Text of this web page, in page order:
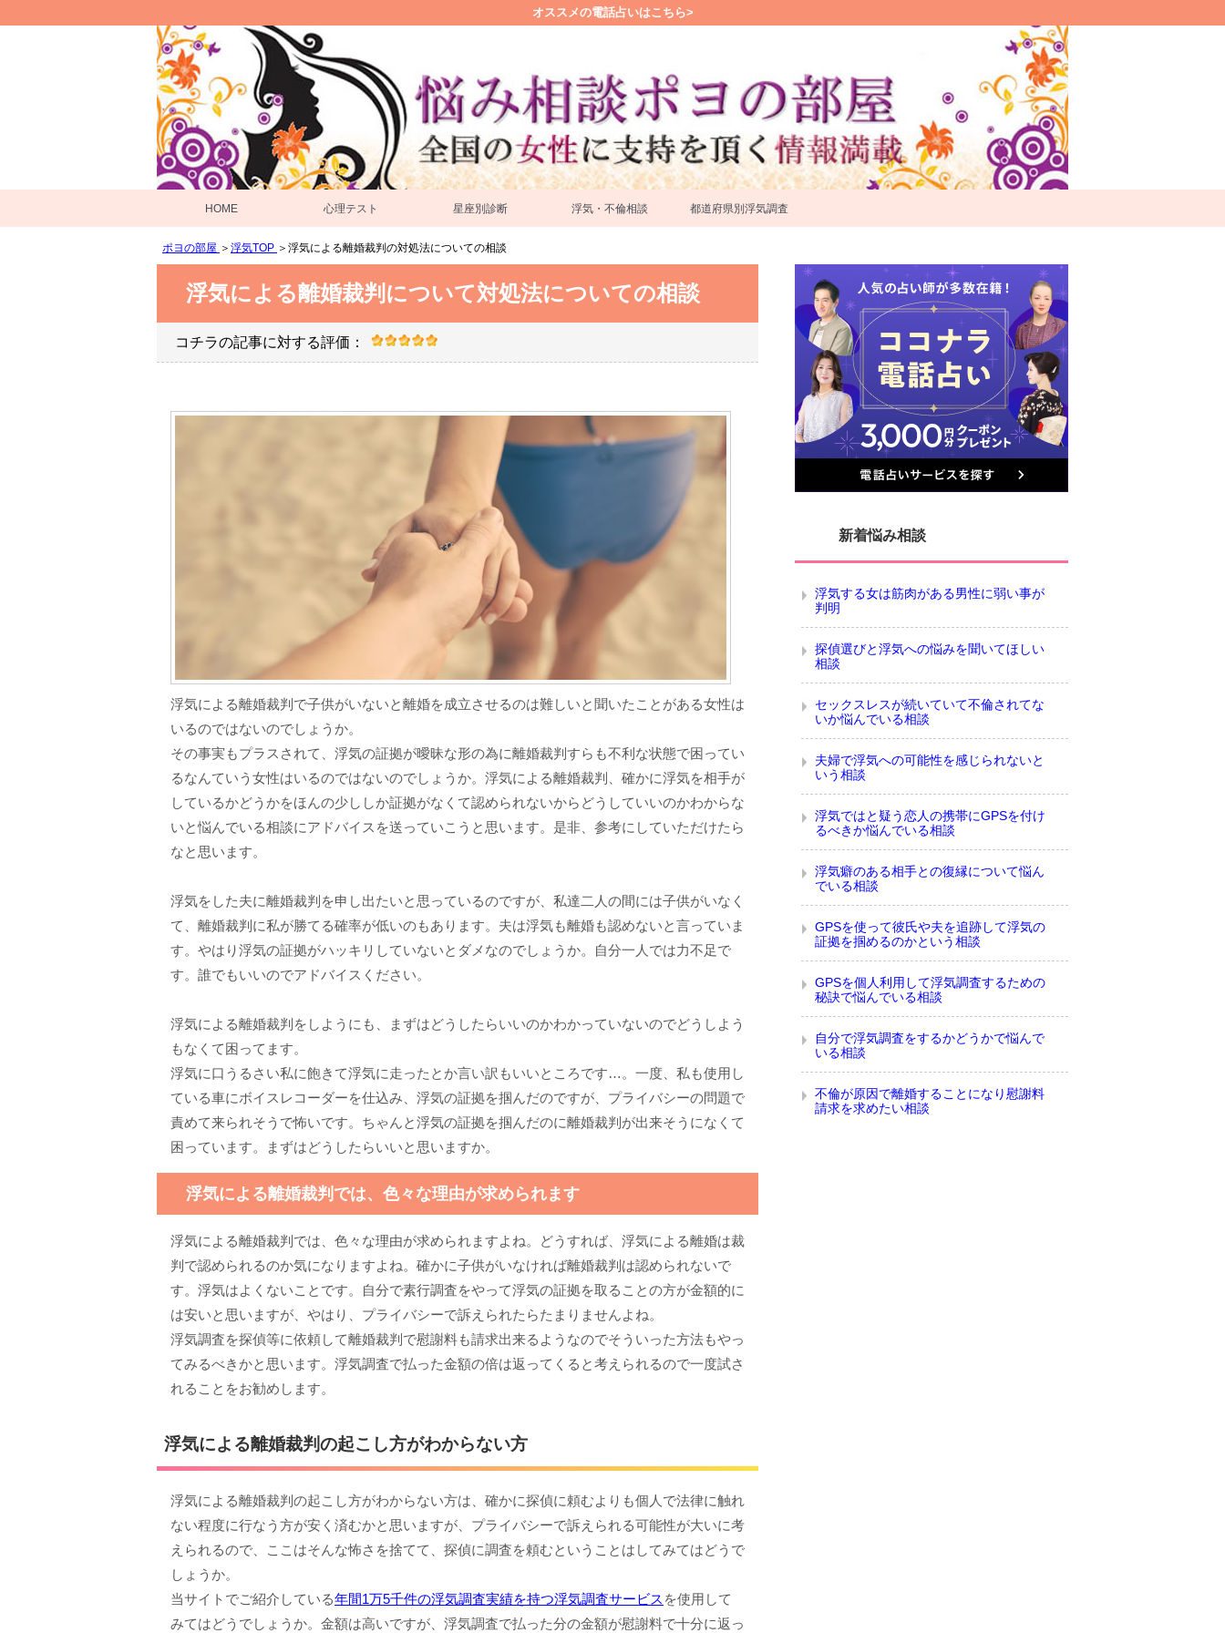
オススメの電話占いはこちら>
HOME 心理テスト 星座別診断 浮気・不倫相談 都道府県別浮気調査
ポヨの部屋 ＞ 浮気TOP ＞ 浮気による離婚裁判の対処法についての相談
浮気による離婚裁判について対処法についての相談
コチラの記事に対する評価：
浮気による離婚裁判で子供がいないと離婚を成立させるのは難しいと聞いたことがある女性は
いるのではないのでしょうか。
その事実もプラスされて、浮気の証拠が曖昧な形の為に離婚裁判すらも不利な状態で困ってい
るなんていう女性はいるのではないのでしょうか。浮気による離婚裁判、確かに浮気を相手が
しているかどうかをほんの少ししか証拠がなくて認められないからどうしていいのかわからな
いと悩んでいる相談にアドバイスを送っていこうと思います。是非、参考にしていただけたら
なと思います。
浮気をした夫に離婚裁判を申し出たいと思っているのですが、私達二人の間には子供がいなく
て、離婚裁判に私が勝てる確率が低いのもあります。夫は浮気も離婚も認めないと言っていま
す。やはり浮気の証拠がハッキリしていないとダメなのでしょうか。自分一人では力不足で
す。誰でもいいのでアドバイスください。
浮気による離婚裁判をしようにも、まずはどうしたらいいのかわかっていないのでどうしよう
もなくて困ってます。
浮気に口うるさい私に飽きて浮気に走ったとか言い訳もいいところです…。一度、私も使用し
ている車にボイスレコーダーを仕込み、浮気の証拠を掴んだのですが、プライバシーの問題で
責めて来られそうで怖いです。ちゃんと浮気の証拠を掴んだのに離婚裁判が出来そうになくて
困っています。まずはどうしたらいいと思いますか。
浮気による離婚裁判では、色々な理由が求められます
浮気による離婚裁判では、色々な理由が求められますよね。どうすれば、浮気による離婚は裁
判で認められるのか気になりますよね。確かに子供がいなければ離婚裁判は認められないで
す。浮気はよくないことです。自分で素行調査をやって浮気の証拠を取ることの方が金額的に
は安いと思いますが、やはり、プライバシーで訴えられたらたまりませんよね。
浮気調査を探偵等に依頼して離婚裁判で慰謝料も請求出来るようなのでそういった方法もやっ
てみるべきかと思います。浮気調査で払った金額の倍は返ってくると考えられるので一度試さ
れることをお勧めします。
浮気による離婚裁判の起こし方がわからない方
浮気による離婚裁判の起こし方がわからない方は、確かに探偵に頼むよりも個人で法律に触れ
ない程度に行なう方が安く済むかと思いますが、プライバシーで訴えられる可能性が大いに考
えられるので、ここはそんな怖さを捨てて、探偵に調査を頼むということはしてみてはどうで
しょうか。
当サイトでご紹介している年間1万5千件の浮気調査実績を持つ浮気調査サービス を使用して
みてはどうでしょうか。金額は高いですが、浮気調査で払った分の金額が慰謝料で十分に返っ
新着悩み相談
浮気する女は筋肉がある男性に弱い事が
判明
探偵選びと浮気への悩みを聞いてほしい
相談
セックスレスが続いていて不倫されてな
いか悩んでいる相談
夫婦で浮気への可能性を感じられないと
いう相談
浮気ではと疑う恋人の携帯にGPSを付け
るべきか悩んでいる相談
浮気癖のある相手との復縁について悩ん
でいる相談
GPSを使って彼氏や夫を追跡して浮気の
証拠を掴めるのかという相談
GPSを個人利用して浮気調査するための
秘訣で悩んでいる相談
自分で浮気調査をするかどうかで悩んで
いる相談
不倫が原因で離婚することになり慰謝料
請求を求めたい相談